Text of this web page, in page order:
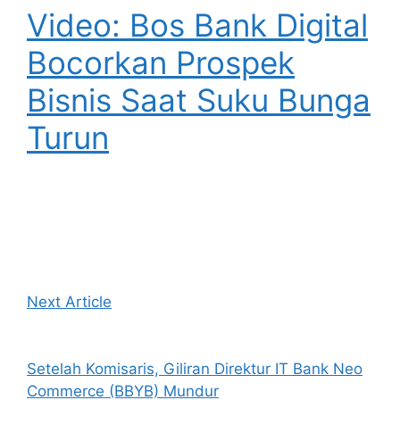
Video: Bos Bank Digital
Bocorkan Prospek
Bisnis Saat Suku Bunga
Turun
Next Article
Setelah Komisaris, Giliran Direktur IT Bank Neo
Commerce (BBYB) Mundur